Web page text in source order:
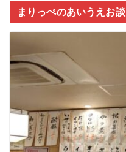
まりっぺのあいうえお談